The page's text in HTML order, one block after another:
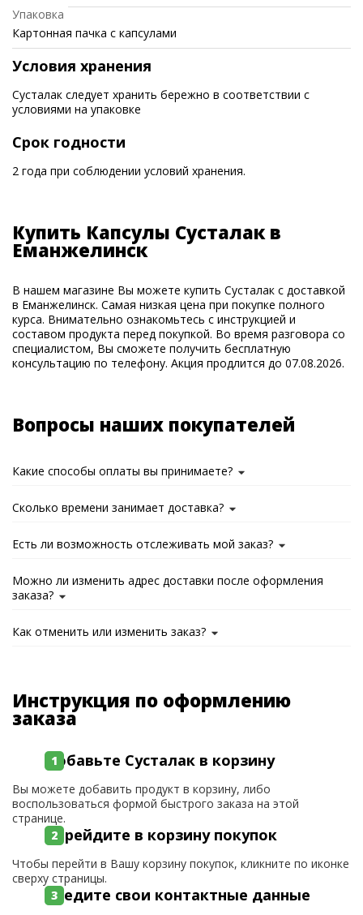
Упаковка
Картонная пачка с капсулами
Условия хранения
Сусталак следует хранить бережно в соответствии с
условиями на упаковке
Срок годности
2 года при соблюдении условий хранения.
Купить Капсулы Сусталак в
Еманжелинск
В нашем магазине Вы можете купить Сусталак с доставкой
в Еманжелинск. Самая низкая цена при покупке полного
курса. Внимательно ознакомьтесь с инструкцией и
составом продукта перед покупкой. Во время разговора со
специалистом, Вы сможете получить бесплатную
консультацию по телефону. Акция продлится до 07.08.2026.
Вопросы наших покупателей
Какие способы оплаты вы принимаете?
Сколько времени занимает доставка?
Есть ли возможность отслеживать мой заказ?
Можно ли изменить адрес доставки после оформления
заказа?
Как отменить или изменить заказ?
Инструкция по оформлению
заказа
Добавьте Сусталак в корзину
Вы можете добавить продукт в корзину, либо
воспользоваться формой быстрого заказа на этой
странице.
Перейдите в корзину покупок
Чтобы перейти в Вашу корзину покупок, кликните по иконке
сверху страницы.
Введите свои контактные данные